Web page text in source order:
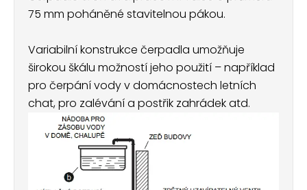
75 mm poháněné stavitelnou pákou.
Variabilní konstrukce čerpadla umožňuje
širokou škálu možností jeho použití – například
pro čerpání vody v domácnostech letních
chat, pro zalévání a postřik zahrádek atd.